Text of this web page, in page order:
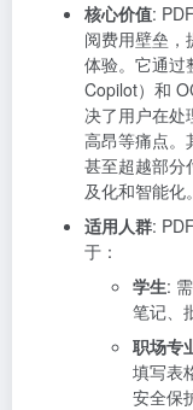
核心价值:
阅费用壁垒，
体验。它通过
Copilot）和
决了用户在处
高昂等痛点。
甚至超越部分
及化和智能化。
适用人群:
于：
学生:
笔记、
职场专
填写表
安全保